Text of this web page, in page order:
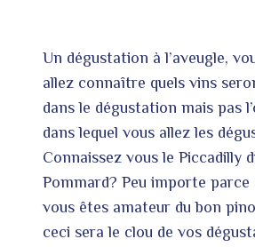
Un dégustation à l’aveugle,
allez connaître quels vins
dans le dégustation mais pas
dans lequel vous allez les
Connaissez vous le Piccadilly
Pommard? Peu importe parce
vous êtes amateur du bon
ceci sera le clou de vos